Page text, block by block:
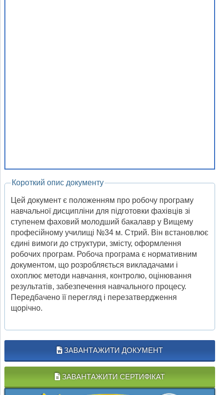
Короткий опис документу
Цей документ є положенням про робочу програму
навчальної дисципліни для підготовки фахівців зі
ступенем фаховий молодший бакалавр у Вищему
професійному училищі №34 м. Стрий. Він встановлює
єдині вимоги до структури, змісту, оформлення
робочих програм. Робоча програма є нормативним
документом, що розробляється викладачами і
охоплює методи навчання, контролю, оцінювання
результатів, забезпечення навчального процесу.
Передбачено її перегляд і перезатвердження
щорічно.
ЗАВАНТАЖИТИ ДОКУМЕНТ
ЗАВАНТАЖИТИ СЕРТИФІКАТ